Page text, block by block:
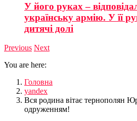
У його руках –
українську армію. У її
дитячі долі
Previous Next
You are here:
Головна
yandex
Вся родина вітає тернополян
одруженням!